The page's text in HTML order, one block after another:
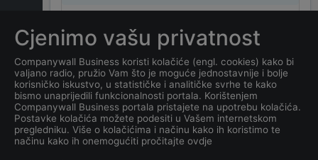
ZELIHA KALIĆ .
Koja je adresa tvrtke ZELIHA
ADROVIĆ?
Koji je datum osnivanja
tvrtkeZELIHA ADROVIĆ
Cjenimo vašu privatnost
Companywall Business koristi kolačiće (engl. cookies) kako bi
valjano radio, pružio Vam što je moguće jednostavnije i bolje
korisničko iskustvo, u statističke i analitičke svrhe te kako
bismo unaprijedili funkcionalnosti portala. Korištenjem
Companywall Business portala pristajete na upotrebu kolačića.
Postavke kolačića možete podesiti u Vašem internetskom
pregledniku. Više o kolačićima i načinu kako ih koristimo te
načinu kako ih onemogućiti pročitajte ovdje